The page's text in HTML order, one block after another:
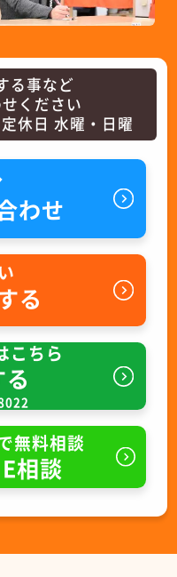
る事など
せください
休日 水曜・日曜
わせ
る
こちら
無料相談
相談